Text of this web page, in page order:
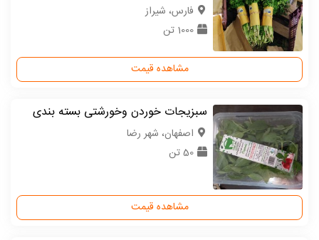
فارس، شیراز
1000 تن
مشاهده قیمت
سبزیجات خوردن وخورشتی بسته بندی
اصفهان، شهر رضا
50 تن
مشاهده قیمت